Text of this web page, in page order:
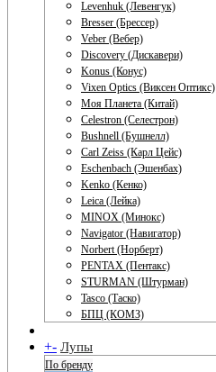
Levenhuk (Левенгук)
Bresser (Брессер)
Veber (Вебер)
Discovery (Дискавери)
Konus (Конус)
Vixen Optics (Виксен Оптикс)
Моя Планета (Китай)
Celestron (Селестрон)
Bushnell (Бушнелл)
Carl Zeiss (Карл Цейс)
Eschenbach (Эшенбах)
Kenko (Кенко)
Leica (Лейка)
MINOX (Минокс)
Navigator (Навигатор)
Norbert (Норберт)
PENTAX (Пентакс)
STURMAN (Штурман)
Tasco (Таско)
БПЦ (КОМЗ)
+- Лупы
По бренду